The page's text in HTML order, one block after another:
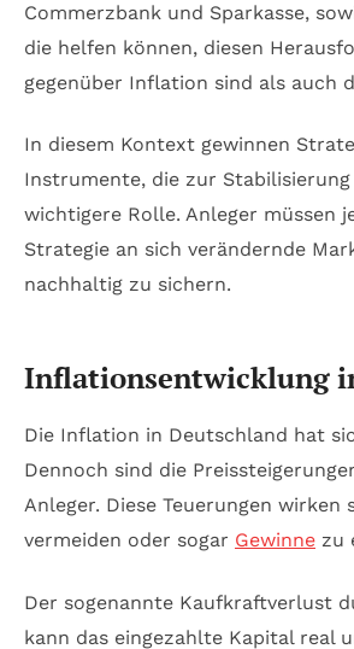
Commerzbank und Sparkasse,
die helfen können, diesen
gegenüber Inflation sind als auch
In diesem Kontext gewinnen
Instrumente, die zur
wichtigere Rolle. Anleger müssen
Strategie an sich verändernde
nachhaltig zu sichern.
Inflationsentwicklung
Die Inflation in Deutschland hat
Dennoch sind die
Anleger. Diese Teuerungen
vermeiden oder sogar Gewinne zu
Der sogenannte Kaufkraftverlust
kann das eingezahlte Kapital real